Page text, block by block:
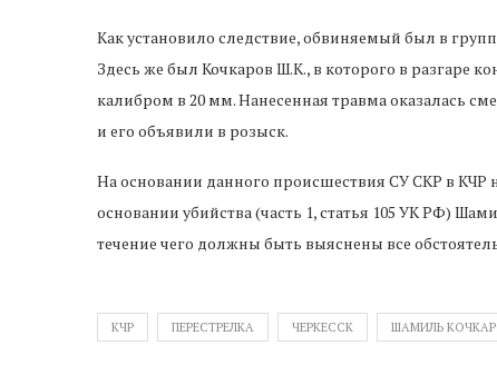
Как установило следствие, обвиняемый был в
Здесь же был Кочкаров Ш.К., в которого в разгаре
калибром в 20 мм. Нанесенная травма оказалась
и его объявили в розыск.
На основании данного происшествия СУ СКР в КЧР
основании убийства (часть 1, статья 105 УК РФ)
течение чего должны быть выяснены все
КЧР ПЕРЕСТРЕЛКА ЧЕРКЕССК ШАМИЛЬ